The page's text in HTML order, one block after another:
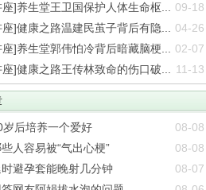
]养生堂王卫国保护人体生命枢... 09-18
]健康之路温建民茧子背后有隐...
04-26
]养生堂郭伟怕冷背后暗藏脑梗...
02-07
]健康之路王传林致命的伤口破...
11-13
岁后培养一个爱好 08-08
人容易被“气出心梗”
08-08
避孕套能晚射几分钟
08-07